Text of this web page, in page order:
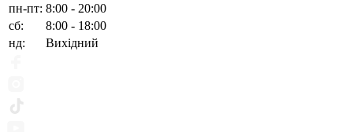
пн-пт: 8:00 - 20:00
сб:
8:00 - 18:00
нд:
Вихідний